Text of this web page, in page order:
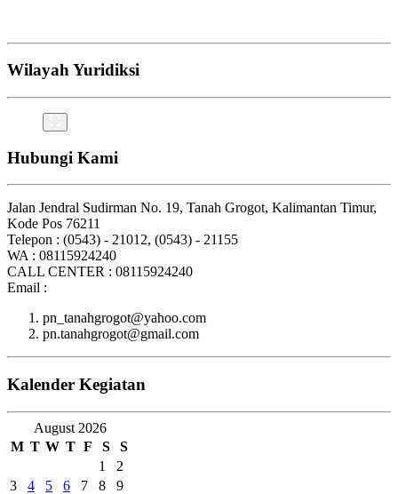
Wilayah Yuridiksi
Hubungi Kami
Jalan Jendral Sudirman No. 19, Tanah Grogot, Kalimantan Timur,
Kode Pos 76211
Telepon : (0543) - 21012, (0543) - 21155
WA : 08115924240
CALL CENTER : 08115924240
Email :
pn_tanahgrogot@yahoo.com
pn.tanahgrogot@gmail.com
Kalender Kegiatan
August 2026
M T W T F S
S
1
2
3
4 5 6 7 8
9